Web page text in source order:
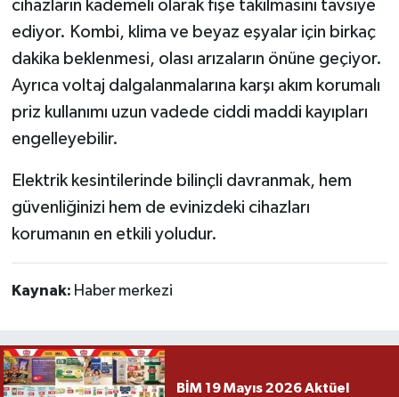
cihazların kademeli olarak fişe takılmasını tavsiye
ediyor. Kombi, klima ve beyaz eşyalar için birkaç
dakika beklenmesi, olası arızaların önüne geçiyor.
Ayrıca voltaj dalgalanmalarına karşı akım korumalı
priz kullanımı uzun vadede ciddi maddi kayıpları
engelleyebilir.
Elektrik kesintilerinde bilinçli davranmak, hem
güvenliğinizi hem de evinizdeki cihazları
korumanın en etkili yoludur.
Kaynak: Haber merkezi
BİM 19 Mayıs 2026 Aktüel